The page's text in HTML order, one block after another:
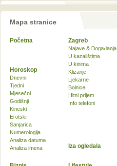
Mapa stranice
Početna Zagreb
Najave & Događanja
U kazalištima
U kinima
Klizanje
Ljekarne
Bolnice
Hitni prijem
Info telefoni
Horoskop
Dnevni
Tjedni
Mjesečni
Godišnji
Kineski
Erotski
Sanjarica
Numerologija
Analiza datuma
Analiza imena
Iza ogledala